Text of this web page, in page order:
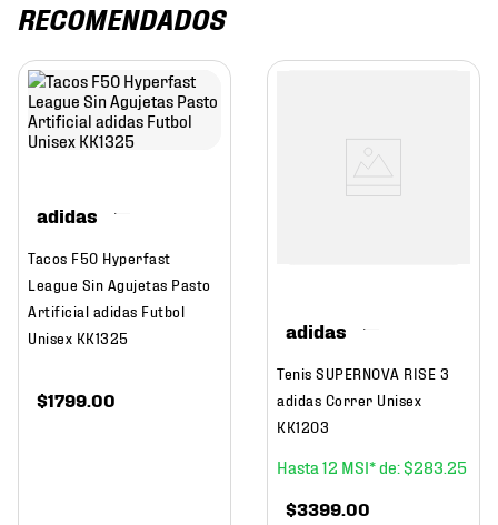
RECOMENDADOS
adidas
Tacos F50 Hyperfast
League Sin Agujetas Pasto
Artificial adidas Futbol
Unisex KK1325
$1799 00
adidas
Tenis SUPERNOVA RISE 3
adidas Correr Unisex
KK1203
12 $283 25
$3399 00